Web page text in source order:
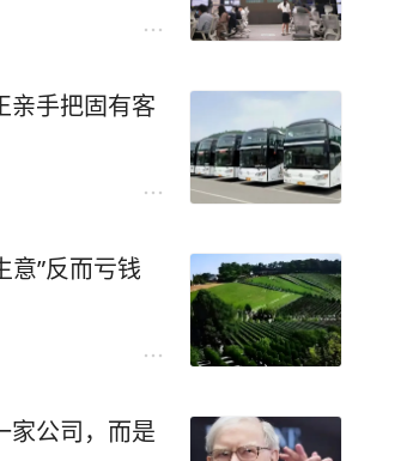
亲手把固有客
意”反而亏钱
家公司，而是